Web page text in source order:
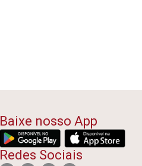
Baixe nosso App
Redes Sociais